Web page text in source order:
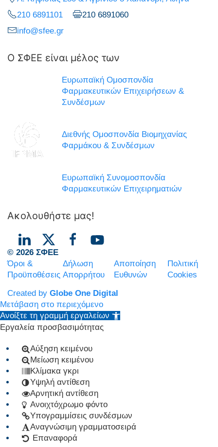
210 6891101
210 6891060
info@sfee.gr
Ο ΣΦΕΕ είναι μέλος των
Ευρωπαϊκή Ομοσπονδία
Φαρμακευτικών Επιχειρήσεων &
Συνδέσμων
Διεθνής Ομοσπονδία Βιομηχανίας
Φαρμάκου & Συνδέσμων
Ευρωπαϊκή Συνομοσπονδία
Φαρμακευτικών Επιχειρηματιών
Ακολουθήστε μας!
© 2026 ΣΦΕΕ
Όροι &
Προϋποθέσεις
Δήλωση
Απορρήτου
Αποποίηση
Ευθυνών
Πολιτική
Cookies
Created by Globe One Digital
Μετάβαση στο περιεχόμενο
Ανοίξτε τη γραμμή εργαλείων
Εργαλεία προσβασιμότητας
Αύξηση κειμένου
Μείωση κειμένου
Κλίμακα γκρι
Υψηλή αντίθεση
Αρνητική αντίθεση
Ανοιχτόχρωμο φόντο
Υπογραμμίσεις συνδέσμων
Αναγνώσιμη γραμματοσειρά
Επαναφορά